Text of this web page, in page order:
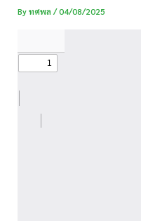
Byทศพล/04/08/2025